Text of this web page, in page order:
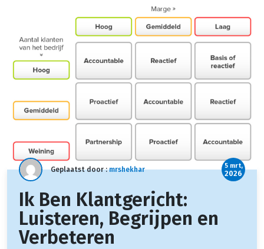
Geplaatst door :mrshekhar 5 mrt,
2026
Ik Ben Klantgericht:
Luisteren, Begrijpen en
Verbeteren